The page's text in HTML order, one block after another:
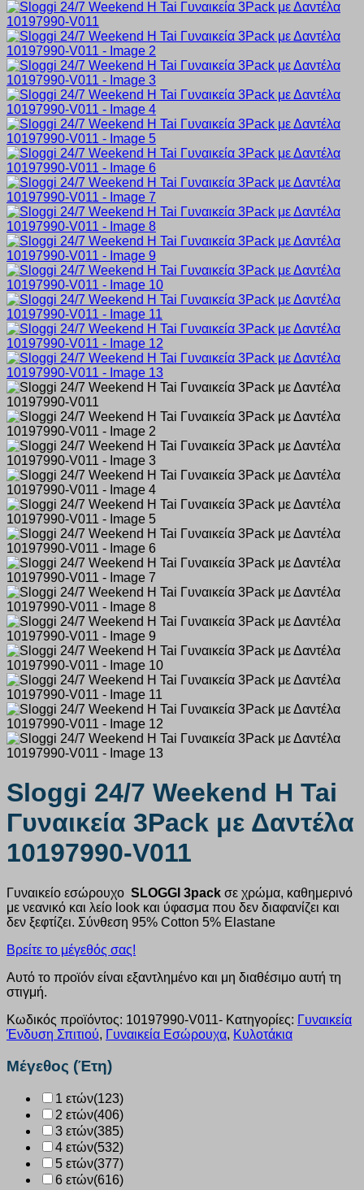
Sloggi 24/7 Weekend H Tai
Γυναικεία 3Pack με Δαντέλα
10197990-V011
Γυναικείο εσώρουχο SLOGGI 3pack σε χρώμα, καθημερινό
με νεανικό και λείο look και ύφασμα που δεν διαφανίζει και
δεν ξεφτίζει. Σύνθεση 95% Cotton 5% Elastane
Βρείτε το μέγεθός σας!
Αυτό το προϊόν είναι εξαντλημένο και μη διαθέσιμο αυτή τη
στιγμή.
Κωδικός προϊόντος: 10197990-V011- Κατηγορίες: Γυναικεία
Ένδυση Σπιτιού, Γυναικεία Εσώρουχα, Κυλοτάκια
Μέγεθος (Έτη)
1 ετών(123)
2 ετών(406)
3 ετών(385)
4 ετών(532)
5 ετών(377)
6 ετών(616)